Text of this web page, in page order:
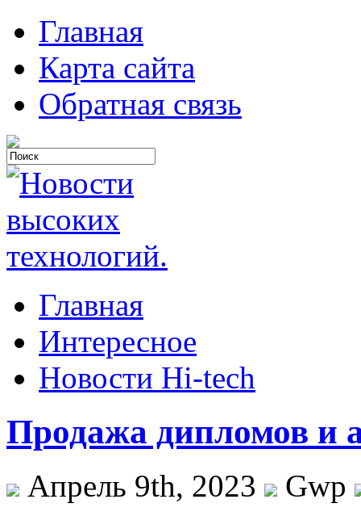
Главная
Карта сайта
Обратная связь
Главная
Интересное
Новости Hi-tech
Продажа дипломов и
Апрель 9th, 2023
Gwp